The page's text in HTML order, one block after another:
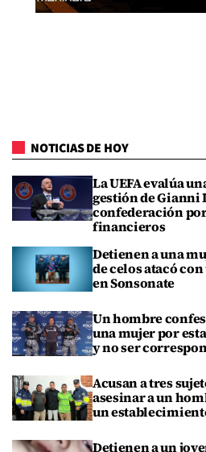
NOTICIAS DE HOY
La UEFA evalúa
gestión de Gianni
confederación
financieros
Detienen a una
de celos atacó
en Sonsonate
Un hombre
una mujer por
y no ser
Acusan a tres
asesinar a un
un
Detienen a un